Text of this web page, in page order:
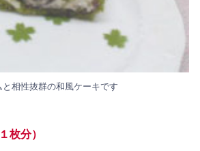
相性抜群の和風ケーキです
枚分）